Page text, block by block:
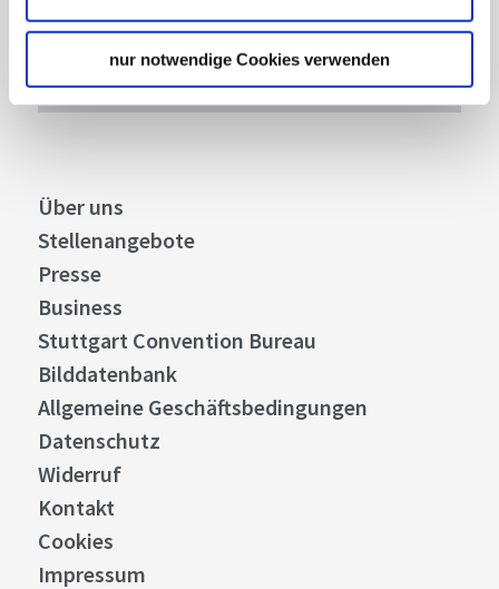
nur notwendige Cookies verwenden
Stuttgart und Region immer up-to-date.
Abonnieren
Über uns
Stellenangebote
Presse
Business
Stuttgart Convention Bureau
Bilddatenbank
Allgemeine Geschäftsbedingungen
Datenschutz
Widerruf
Kontakt
Cookies
Impressum